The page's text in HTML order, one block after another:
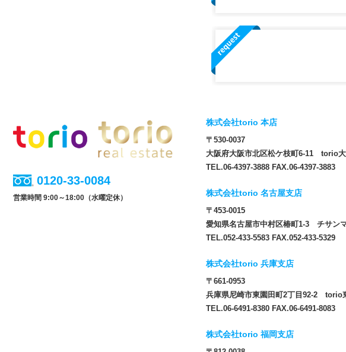
0120-33-0084
営業時間 9:00～18:00（水曜定休）
株式会社torio 本店
〒530-0037
大阪府大阪市北区松ケ枝町6-11 torio
TEL.06-4397-3888 FAX.06-4397-3883
株式会社torio 名古屋支店
〒453-0015
愛知県名古屋市中村区椿町1-3 チサン
TEL.052-433-5583 FAX.052-433-5329
株式会社torio 兵庫支店
〒661-0953
兵庫県尼崎市東園田町2丁目92-2 torio
TEL.06-6491-8380 FAX.06-6491-8083
株式会社torio 福岡支店